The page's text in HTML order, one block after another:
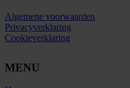
Algemene voorwaarden
Privacyverklaring
Cookieverklaring
MENU